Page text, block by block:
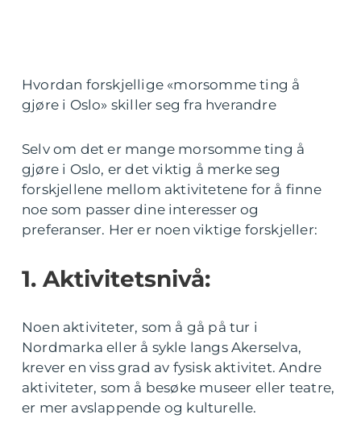
Hvordan forskjellige «morsomme ting å
gjøre i Oslo» skiller seg fra hverandre
Selv om det er mange morsomme ting å
gjøre i Oslo, er det viktig å merke seg
forskjellene mellom aktivitetene for å finne
noe som passer dine interesser og
preferanser. Her er noen viktige forskjeller:
1. Aktivitetsnivå:
Noen aktiviteter, som å gå på tur i
Nordmarka eller å sykle langs Akerselva,
krever en viss grad av fysisk aktivitet. Andre
aktiviteter, som å besøke museer eller teatre,
er mer avslappende og kulturelle.